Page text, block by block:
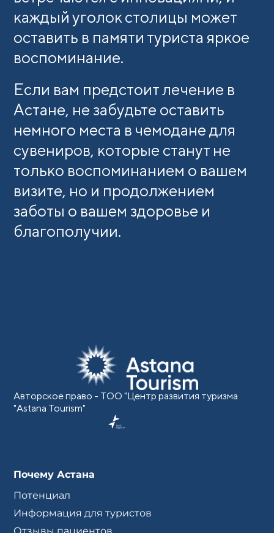
каждый уголок столицы может
оставить в памяти туриста яркое
воспоминание.
Если вам предстоит лечение в
Астане, не забудьте оставить
немного места в чемодане для
сувениров, которые станут не
только воспоминанием о вашем
визите, но и продолжением
заботы о вашем здоровье и
благополучии.
Авторское право - ТОО "Центр развития туризма
"Astana Tourism"
Почему Астана
Потенциал
Информация для туристов